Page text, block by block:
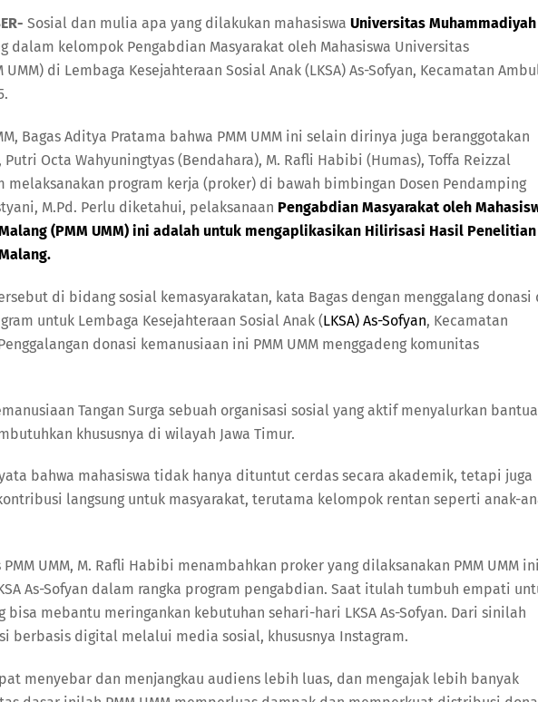
Sosial dan mulia apa yang dilakukan mahasiswa Universitas Muhammadiyah
dalam kelompok Pengabdian Masyarakat oleh Mahasiswa Universitas
di Lembaga Kesejahteraan Sosial Anak (LKSA) As-Sofyan, Kecamatan
Bagas Aditya Pratama bahwa PMM UMM ini selain dirinya juga beranggotakan
Octa Wahyuningtyas (Bendahara), M. Rafli Habibi (Humas), Toffa Reizzal
melaksanakan program kerja (proker) di bawah bimbingan Dosen Pendamping
M.Pd. Perlu diketahui, pelaksanaan Pengabdian Masyarakat oleh
(PMM UMM) ini adalah untuk mengaplikasikan Hilirisasi Hasil Penelitian
di bidang sosial kemasyarakatan, kata Bagas dengan menggalang donasi
untuk Lembaga Kesejahteraan Sosial Anak (LKSA) As-Sofyan, Kecamatan
donasi kemanusiaan ini PMM UMM menggadeng komunitas
Tangan Surga sebuah organisasi sosial yang aktif menyalurkan
khususnya di wilayah Jawa Timur.
bahwa mahasiswa tidak hanya dituntut cerdas secara akademik, tetapi juga
langsung untuk masyarakat, terutama kelompok rentan seperti anak-
UMM, M. Rafli Habibi menambahkan proker yang dilaksanakan PMM UMM ini
As-Sofyan dalam rangka program pengabdian. Saat itulah tumbuh empati
bisa mebantu meringankan kebutuhan sehari-hari LKSA As-Sofyan. Dari sinilah
berbasis digital melalui media sosial, khususnya Instagram.
menyebar dan menjangkau audiens lebih luas, dan mengajak lebih banyak